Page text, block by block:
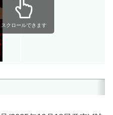
スクロールできます